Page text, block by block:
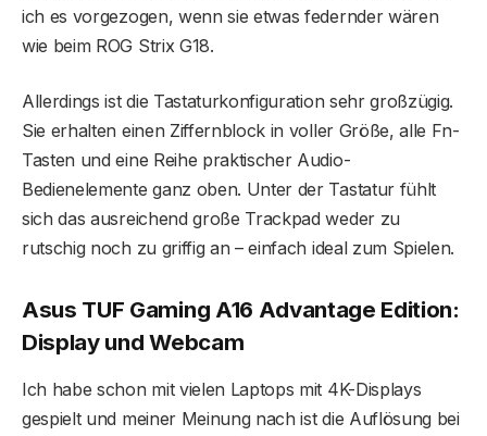
ich es vorgezogen, wenn sie etwas federnder wären
wie beim ROG Strix G18.
Allerdings ist die Tastaturkonfiguration sehr großzügig.
Sie erhalten einen Ziffernblock in voller Größe, alle Fn-
Tasten und eine Reihe praktischer Audio-
Bedienelemente ganz oben. Unter der Tastatur fühlt
sich das ausreichend große Trackpad weder zu
rutschig noch zu griffig an – einfach ideal zum Spielen.
Asus TUF Gaming A16 Advantage Edition:
Display und Webcam
Ich habe schon mit vielen Laptops mit 4K-Displays
gespielt und meiner Meinung nach ist die Auflösung bei